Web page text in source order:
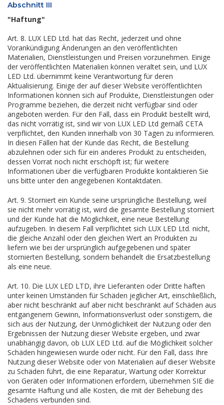
Abschnitt III
"Haftung"
Art. 8. LUX LED Ltd. hat das Recht, jederzeit und ohne
Vorankündigung Änderungen an den veröffentlichten
Materialien, Dienstleistungen und Preisen vorzunehmen. Einige
der veröffentlichten Materialien können veraltet sein, und LUX
LED Ltd. übernimmt keine Verantwortung für deren
Aktualisierung. Einige der auf dieser Website veröffentlichten
Informationen können sich auf Produkte, Dienstleistungen oder
Programme beziehen, die derzeit nicht verfügbar sind oder
angeboten werden. Für den Fall, dass ein Produkt bestellt wird,
das nicht vorrätig ist, sind wir von LUX LED Ltd gemäß CETA
verpflichtet, den Kunden innerhalb von 30 Tagen zu informieren.
In diesen Fällen hat der Kunde das Recht, die Bestellung
abzulehnen oder sich für ein anderes Produkt zu entscheiden,
dessen Vorrat noch nicht erschöpft ist; für weitere
Informationen über die verfügbaren Produkte kontaktieren Sie
uns bitte unter den angegebenen Kontaktdaten.
Art. 9. Storniert ein Kunde seine ursprüngliche Bestellung, weil
sie nicht mehr vorrätig ist, wird die gesamte Bestellung storniert
und der Kunde hat die Möglichkeit, eine neue Bestellung
aufzugeben. In diesem Fall verpflichtet sich LUX LED Ltd. nicht,
die gleiche Anzahl oder den gleichen Wert an Produkten zu
liefern wie bei der ursprünglich aufgegebenen und später
stornierten Bestellung, sondern behandelt die Ersatzbestellung
als eine neue.
Art. 10. Die LUX LED LTD, ihre Lieferanten oder Dritte haften
unter keinen Umständen für Schäden jeglicher Art, einschließlich,
aber nicht beschränkt auf aber nicht beschränkt auf Schäden aus
entgangenem Gewinn, Informationsverlust oder sonstigem, die
sich aus der Nutzung, der Unmöglichkeit der Nutzung oder den
Ergebnissen der Nutzung dieser Website ergeben, und zwar
unabhängig davon, ob LUX LED Ltd. auf die Möglichkeit solcher
Schäden hingewiesen wurde oder nicht. Für den Fall, dass Ihre
Nutzung dieser Website oder von Materialien auf dieser Website
zu Schäden führt, die eine Reparatur, Wartung oder Korrektur
von Geräten oder Informationen erfordern, übernehmen SIE die
gesamte Haftung und alle Kosten, die mit der Behebung des
Schadens verbunden sind.